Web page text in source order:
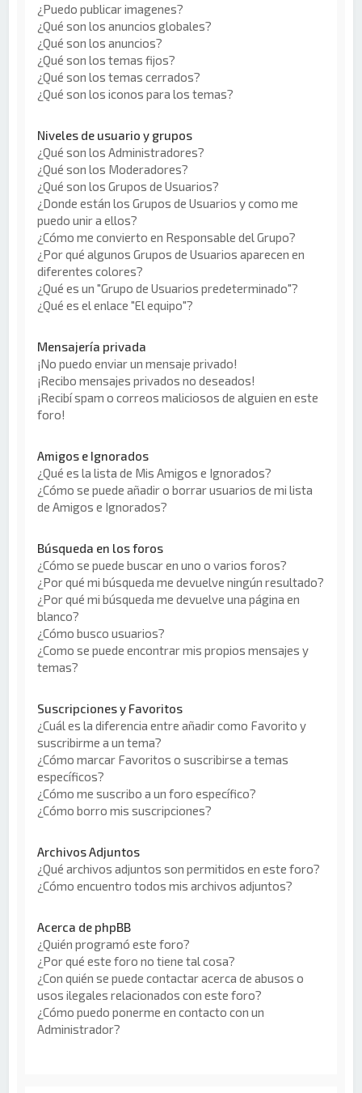
¿Puedo publicar imagenes?
¿Qué son los anuncios globales?
¿Qué son los anuncios?
¿Qué son los temas fijos?
¿Qué son los temas cerrados?
¿Qué son los iconos para los temas?
Niveles de usuario y grupos
¿Qué son los Administradores?
¿Qué son los Moderadores?
¿Qué son los Grupos de Usuarios?
¿Donde están los Grupos de Usuarios y como me
puedo unir a ellos?
¿Cómo me convierto en Responsable del Grupo?
¿Por qué algunos Grupos de Usuarios aparecen en
diferentes colores?
¿Qué es un "Grupo de Usuarios predeterminado"?
¿Qué es el enlace "El equipo"?
Mensajería privada
¡No puedo enviar un mensaje privado!
¡Recibo mensajes privados no deseados!
¡Recibí spam o correos maliciosos de alguien en este
foro!
Amigos e Ignorados
¿Qué es la lista de Mis Amigos e Ignorados?
¿Cómo se puede añadir o borrar usuarios de mi lista
de Amigos e Ignorados?
Búsqueda en los foros
¿Cómo se puede buscar en uno o varios foros?
¿Por qué mi búsqueda me devuelve ningún resultado?
¿Por qué mi búsqueda me devuelve una página en
blanco?
¿Cómo busco usuarios?
¿Como se puede encontrar mis propios mensajes y
temas?
Suscripciones y Favoritos
¿Cuál es la diferencia entre añadir como Favorito y
suscribirme a un tema?
¿Cómo marcar Favoritos o suscribirse a temas
específicos?
¿Cómo me suscribo a un foro específico?
¿Cómo borro mis suscripciones?
Archivos Adjuntos
¿Qué archivos adjuntos son permitidos en este foro?
¿Cómo encuentro todos mis archivos adjuntos?
Acerca de phpBB
¿Quién programó este foro?
¿Por qué este foro no tiene tal cosa?
¿Con quién se puede contactar acerca de abusos o
usos ilegales relacionados con este foro?
¿Cómo puedo ponerme en contacto con un
Administrador?